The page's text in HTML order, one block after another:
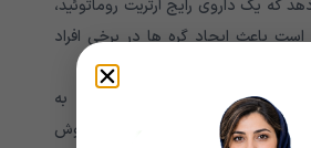
که یک داروی رایج آرتریت روماتوئید،
باعث ایجاد گره ها در برخی افراد
ندولوز تسریع شده می گویند.
گره های کوچکی همراه است که به
گروهی روی دست ها، پاها یا گوش